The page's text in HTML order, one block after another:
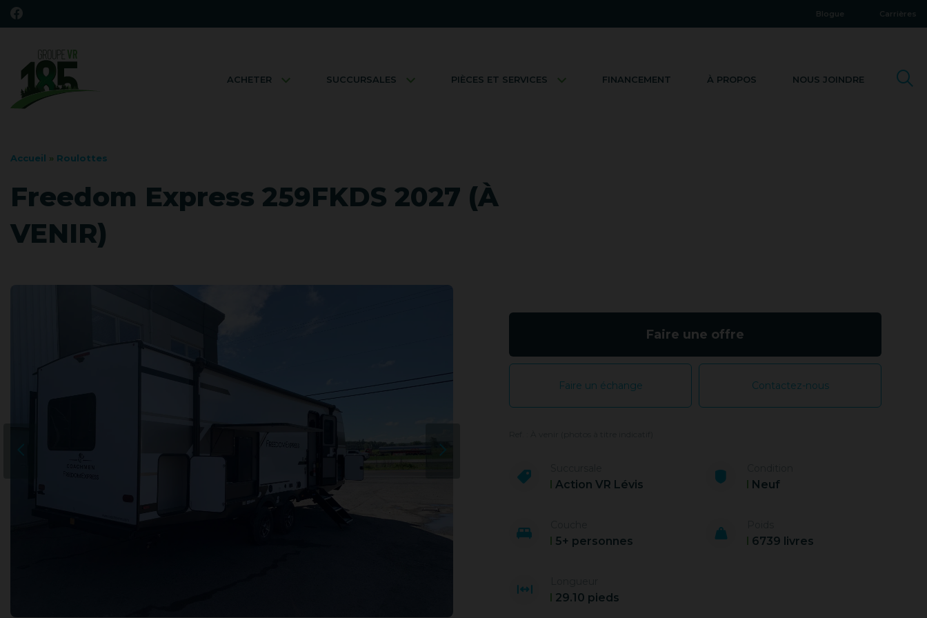
Blogue Carrières
ACHETER SUCCURSALES PIÈCES ET SERVICES FINANCEMENT À PROPOS NOUS JOINDRE
Accueil » Roulottes
Freedom Express 259FKDS 2027 (À
VENIR)
Faire une offre
Faire un échange Contactez-nous
Action VR Lévis Neuf
5+ personnes 6739 livres
29.10 pieds